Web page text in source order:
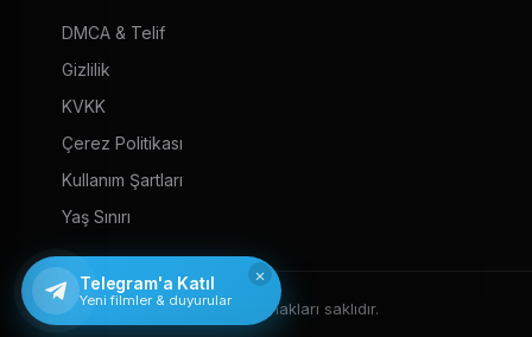
DMCA & Telif
Gizlilik
KVKK
Çerez Politikası
Kullanım Şartları
Yaş Sınırı
© 2026 HD Film izle — Tüm hakları saklıdır.
Telegram'a Katıl
Yeni filmler & duyurular
×